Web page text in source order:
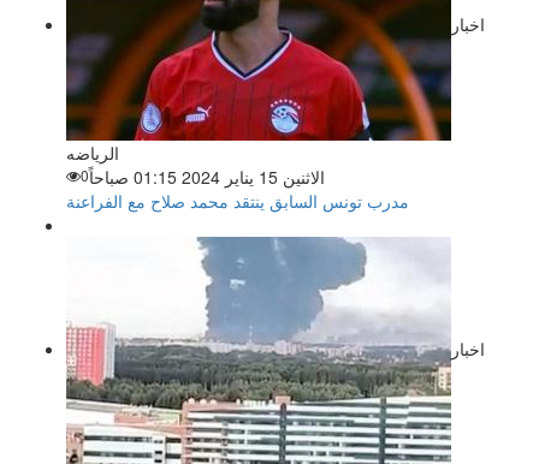
اخبار
الرياضه
الاثنين 15 يناير 2024 01:15 صباحاً
0
مدرب تونس السابق ينتقد محمد صلاح مع الفراعنة
اخبار